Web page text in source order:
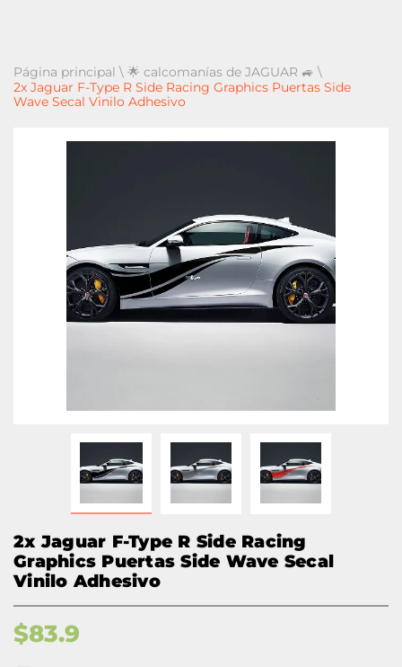
Página principal \ 🌟 calcomanías de JAGUAR 🚙 \
2x Jaguar F-Type R Side Racing Graphics Puertas Side
Wave Secal Vinilo Adhesivo
2x Jaguar F-Type R Side Racing
Graphics Puertas Side Wave Secal
Vinilo Adhesivo
$83.9